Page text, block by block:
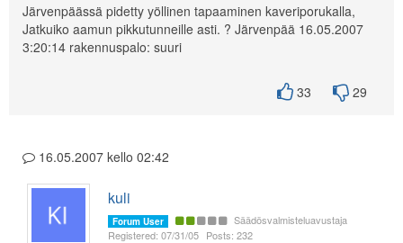
Järvenpäässä pidetty yöllinen tapaaminen kaveriporukalla,
Jatkuiko aamun pikkutunneille asti. ? Järvenpää 16.05.2007
3:20:14 rakennuspalo: suuri
33 29
16.05.2007 kello 02:42
kuli
Forum User
Säädösvalmisteluavustaja
Registered: 07/31/05 Posts: 232